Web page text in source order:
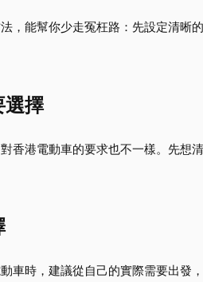
，能幫你少走冤枉路：先設定清晰
選擇
香港電動車的要求也不一樣。先想
車時，建議從自己的實際需要出發